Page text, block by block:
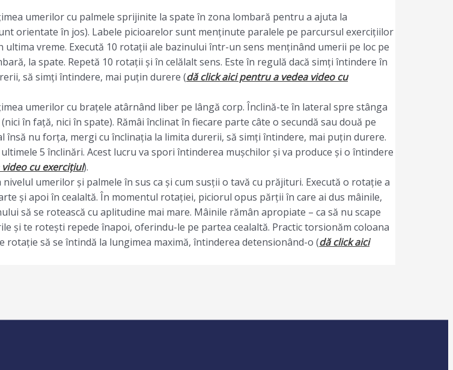
umerilor cu palmele sprijinite la spate în zona lombară pentru a ajuta la
orientate în jos). Labele picioarelor sunt menținute paralele pe parcursul exercițiilor
vreme. Execută 10 rotații ale bazinului într-un sens menținând umerii pe loc pe
la spate. Repetă 10 rotații și în celălalt sens. Este în regulă dacă simți întindere în
să simți întindere, mai puțin durere (dă click aici pentru a vedea video cu
umerilor cu brațele atârnând liber pe lângă corp. Înclină-te în lateral spre stânga
în față, nici în spate). Rămâi înclinat în fiecare parte câte o secundă sau două pe
nu forța, mergi cu înclinația la limita durerii, să simți întindere, mai puțin durere.
5 înclinări. Acest lucru va spori întinderea mușchilor și va produce și o întindere
cu exercițiul).
umerilor și palmele în sus ca și cum susții o tavă cu prăjituri. Execută o rotație a
și apoi în cealaltă. În momentul rotației, piciorul opus părții în care ai dus mâinile,
să se rotească cu aplitudine mai mare. Mâinile rămân apropiate – ca să nu scape
și te rotești repede înapoi, oferindu-le pe partea cealaltă. Practic torsionăm coloana
să se întindă la lungimea maximă, întinderea detensionând-o (dă click aici